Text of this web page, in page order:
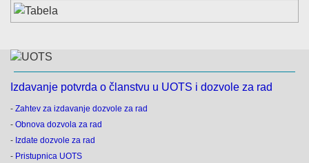
Izdavanje potvrda o članstvu u UOTS i dozvole za rad
- Zahtev za izdavanje dozvole za rad
- Obnova dozvola za rad
- Izdate dozvole za rad
- Pristupnica UOTS